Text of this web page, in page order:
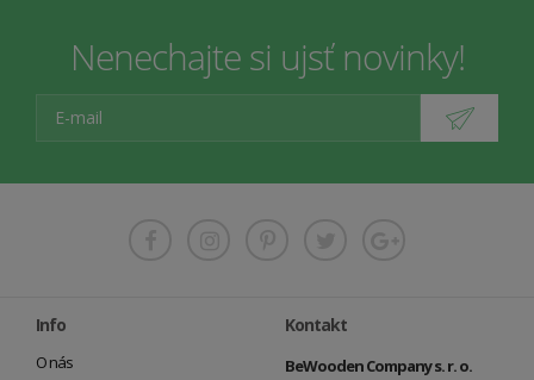
Nenechajte si ujsť novinky!
Info
O nás
Kontakt
BeWooden Company s. r. o.